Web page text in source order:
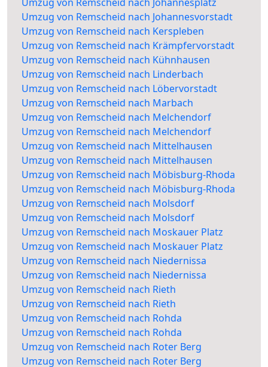
Umzug von Remscheid nach Johannesvorstadt
Umzug von Remscheid nach Kerspleben
Umzug von Remscheid nach Krämpfervorstadt
Umzug von Remscheid nach Kühnhausen
Umzug von Remscheid nach Linderbach
Umzug von Remscheid nach Löbervorstadt
Umzug von Remscheid nach Marbach
Umzug von Remscheid nach Melchendorf
Umzug von Remscheid nach Melchendorf
Umzug von Remscheid nach Mittelhausen
Umzug von Remscheid nach Mittelhausen
Umzug von Remscheid nach Möbisburg-Rhoda
Umzug von Remscheid nach Möbisburg-Rhoda
Umzug von Remscheid nach Molsdorf
Umzug von Remscheid nach Molsdorf
Umzug von Remscheid nach Moskauer Platz
Umzug von Remscheid nach Moskauer Platz
Umzug von Remscheid nach Niedernissa
Umzug von Remscheid nach Niedernissa
Umzug von Remscheid nach Rieth
Umzug von Remscheid nach Rieth
Umzug von Remscheid nach Rohda
Umzug von Remscheid nach Rohda
Umzug von Remscheid nach Roter Berg
Umzug von Remscheid nach Roter Berg